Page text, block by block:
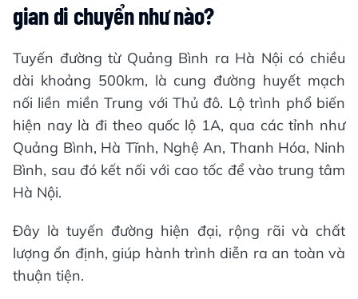
gian di chuyển như nào?
Tuyến đường từ Quảng Bình ra Hà Nội có chiều
dài khoảng 500km, là cung đường huyết mạch
nối liền miền Trung với Thủ đô. Lộ trình phổ biến
hiện nay là đi theo quốc lộ 1A, qua các tỉnh như
Quảng Bình, Hà Tĩnh, Nghệ An, Thanh Hóa, Ninh
Bình, sau đó kết nối với cao tốc để vào trung tâm
Hà Nội.
Đây là tuyến đường hiện đại, rộng rãi và chất
lượng ổn định, giúp hành trình diễn ra an toàn và
thuận tiện.